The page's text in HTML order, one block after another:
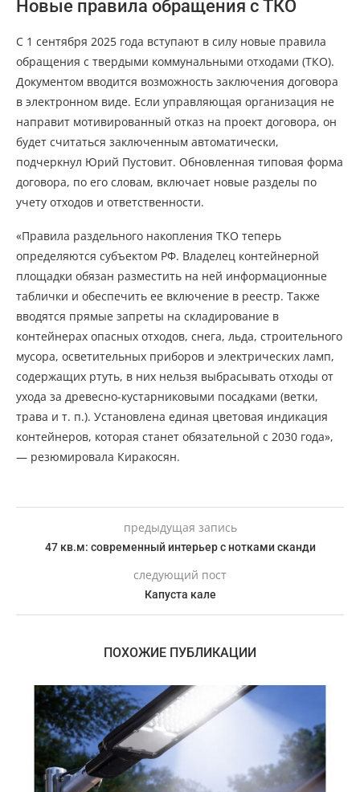
Новые правила обращения с ТКО
С 1 сентября 2025 года вступают в силу новые правила
обращения с твердыми коммунальными отходами (ТКО).
Документом вводится возможность заключения договора
в электронном виде. Если управляющая организация не
направит мотивированный отказ на проект договора, он
будет считаться заключенным автоматически,
подчеркнул Юрий Пустовит. Обновленная типовая форма
договора, по его словам, включает новые разделы по
учету отходов и ответственности.
«Правила раздельного накопления ТКО теперь
определяются субъектом РФ. Владелец контейнерной
площадки обязан разместить на ней информационные
таблички и обеспечить ее включение в реестр. Также
вводятся прямые запреты на складирование в
контейнерах опасных отходов, снега, льда, строительного
мусора, осветительных приборов и электрических ламп,
содержащих ртуть, в них нельзя выбрасывать отходы от
ухода за древесно-кустарниковыми посадками (ветки,
трава и т. п.). Установлена единая цветовая индикация
контейнеров, которая станет обязательной с 2030 года»,
— резюмировала Киракосян.
предыдущая запись
47 кв.м: современный интерьер с нотками сканди
следующий пост
Капуста кале
ПОХОЖИЕ ПУБЛИКАЦИИ